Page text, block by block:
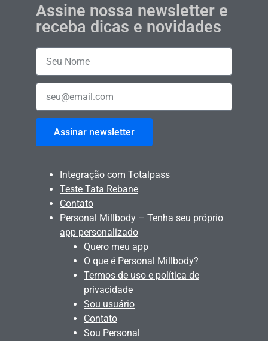
Assine nossa newsletter e
receba dicas e novidades
Assinar newsletter
Integração com Totalpass
Teste Tata Rebane
Contato
Personal Millbody – Tenha seu próprio
app personalizado
Quero meu app
O que é Personal Millbody?
Termos de uso e política de
privacidade
Sou usuário
Contato
Sou Personal